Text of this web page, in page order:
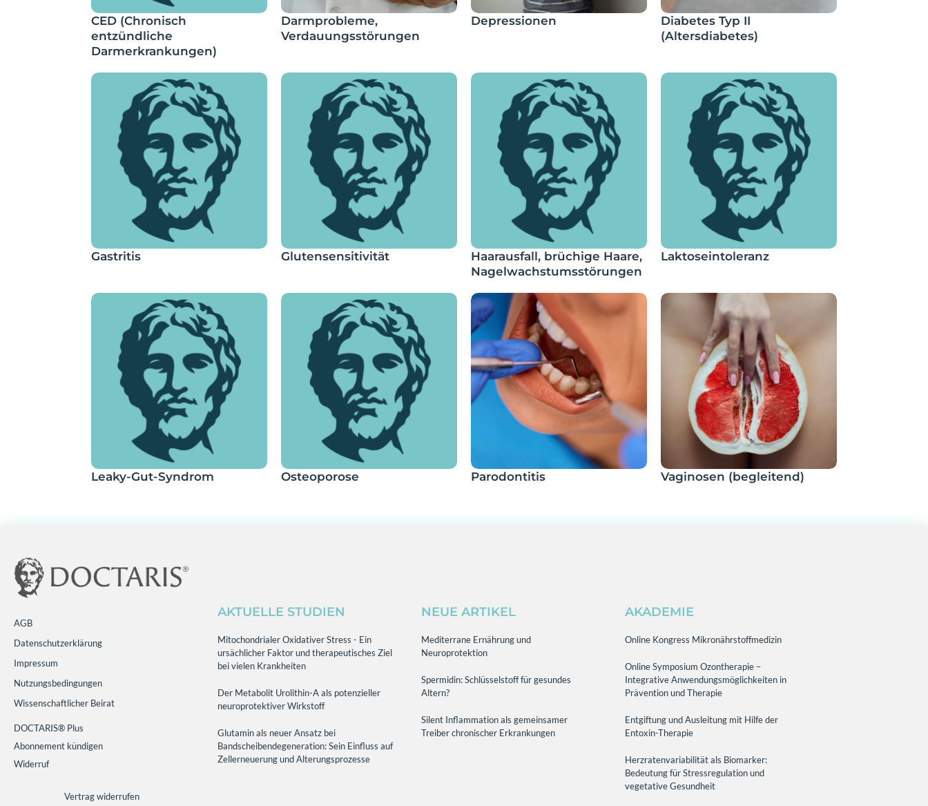
CED (Chronisch
entzündliche
Darmerkrankungen)
Darmprobleme,
Verdauungsstörungen
Depressionen
Diabetes Typ II
(Altersdiabetes)
Gastritis Glutensensitivität
Haarausfall, brüchige Haare,
Nagelwachstumsstörungen
Laktoseintoleranz
Leaky-Gut-Syndrom Osteoporose Parodontitis Vaginosen (begleitend)
AGB
Datenschutzerklärung
Impressum
Nutzungsbedingungen
Wissenschaftlicher Beirat
DOCTARIS® Plus
Abonnement kündigen
Widerruf
Vertrag widerrufen
AKTUELLE STUDIEN
Mitochondrialer Oxidativer Stress - Ein
ursächlicher Faktor und therapeutisches Ziel
bei vielen Krankheiten
Der Metabolit Urolithin-A als potenzieller
neuroprotektiver Wirkstoff
Glutamin als neuer Ansatz bei
Bandscheibendegeneration: Sein Einfluss auf
Zellerneuerung und Alterungsprozesse
NEUE ARTIKEL
Mediterrane Ernährung und
Neuroprotektion
Spermidin: Schlüsselstoff für gesundes
Altern?
Silent Inflammation als gemeinsamer
Treiber chronischer Erkrankungen
AKADEMIE
Online Kongress Mikronährstoffmedizin
Online Symposium Ozontherapie –
Integrative Anwendungsmöglichkeiten in
Prävention und Therapie
Entgiftung und Ausleitung mit Hilfe der
Entoxin-Therapie
Herzratenvariabilität als Biomarker:
Bedeutung für Stressregulation und
vegetative Gesundheit